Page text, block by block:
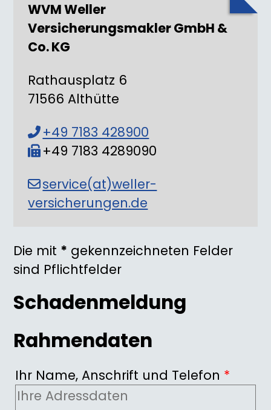
WVM Weller
VersicherungsmaklerGmbH &
Co. KG
Rathausplatz 6
71566 Althütte
+49 7183 428900
+49 7183 4289090
service(at)weller-
versicherungen.de
Die mit * gekennzeichneten Felder
sind Pflichtfelder
Schadenmeldung
Rahmendaten
Ihr Name, Anschrift und Telefon